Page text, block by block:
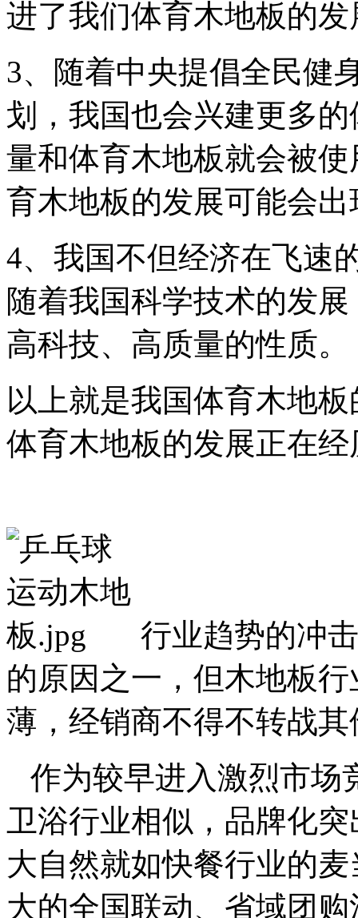
进了我们体育木地板的发
3、随着中央提倡全民健
划，我国也会兴建更多
量和体育木地板就会被
育木地板的发展可能会
4、我国不但经济在飞速
随着我国科学技术的发
高科技、高质量的性质。
以上就是我国体育木地
体育木地板的发展正在
行业趋势的冲
的原因之一，但木地板
薄，经销商不得不转战
作为较早进入激烈市场
卫浴行业相似，品牌化
大自然就如快餐行业的
大的全国联动、省域团